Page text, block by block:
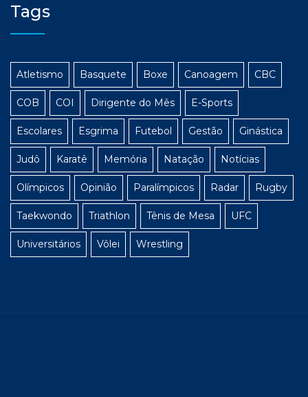
Tags
Atletismo Basquete Boxe Canoagem CBC
COB COI Dirigente do Mês E-Sports
Escolares Esgrima Futebol Gestão Ginástica
Judô Karatê Memória Natação Notícias
Olímpicos Opinião Paralímpicos Radar Rugby
Taekwondo Triathlon Tênis de Mesa UFC
Universitários Vôlei Wrestling